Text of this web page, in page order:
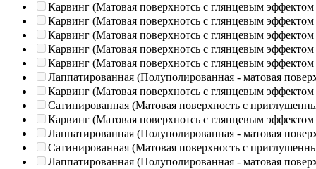
Карвинг (Матовая поверхнотсь с глянцевым эффектом
Карвинг (Матовая поверхнотсь с глянцевым эффектом
Карвинг (Матовая поверхнотсь с глянцевым эффектом
Карвинг (Матовая поверхнотсь с глянцевым эффектом
Карвинг (Матовая поверхнотсь с глянцевым эффектом
Лаппатированная (Полуполированная - матовая
Карвинг (Матовая поверхнотсь с глянцевым эффектом
Сатинированная (Матовая поверхность с
Карвинг (Матовая поверхнотсь с глянцевым эффектом
Лаппатированная (Полуполированная - матовая
Сатинированная (Матовая поверхность с
Лаппатированная (Полуполированная - матовая